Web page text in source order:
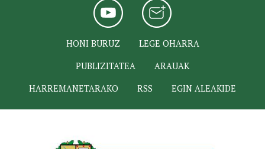
HONI BURUZ
LEGE OHARRA
PUBLIZITATEA
ARAUAK
HARREMANETARAKO
RSS EGIN ALEAKIDE